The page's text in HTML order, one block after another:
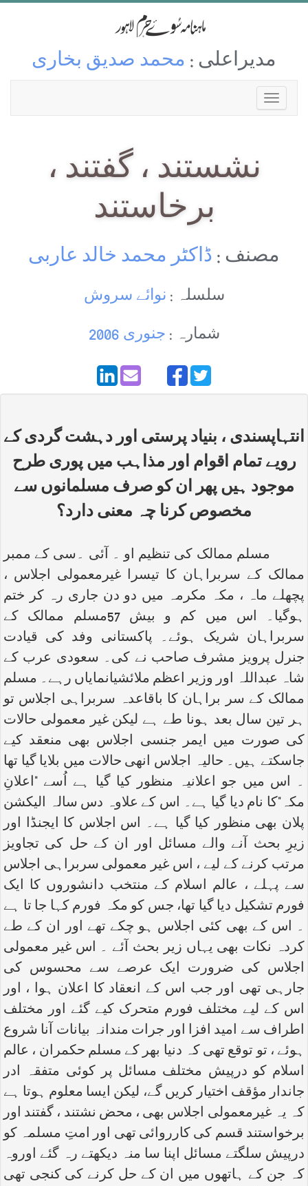
مدیراعلی : محمد صدیق بخاری
نشستند ، گفتند ،
برخاستند
مصنف : ڈاکٹر محمد خالد عاربی
سلسلہ : نوائے سروش
شمارہ : جنوری 2006
انتہاپسندی ، بنیاد پرستی اور دہشت گردی کے
رویے تمام اقوام اور مذاہب میں پوری طرح
موجود ہیں پھر ان کو صرف مسلمانوں سے
مخصوص کرنا چہ معنی دارد؟
مسلم ممالک کی تنظیم او ۔ آئی ۔سی کے ممبر
ممالک کے سربراہان کا تیسرا غیرمعمولی اجلاس ،
پچھلے ماہ ، مکہ مکرمہ میں دو دن جاری رہ کر ختم
ہوگیا۔ اس میں کم و بیش 57مسلم ممالک کے
سربراہان شریک ہوئے۔ پاکستانی وفد کی قیادت
جنرل پرویز مشرف صاحب نے کی۔ سعودی عرب کے
شاہ عبداللہ اور وزیر اعظم ملائشیانمایاں رہے۔ مسلم
ممالک کے سر براہان کا باقاعدہ سربراہی اجلاس تو
ہر تین سال بعد ہونا طے ہے لیکن غیر معمولی حالات
کی صورت میں ایمر جنسی اجلاس بھی منعقد کیے
جاسکتے ہیں۔ حالیہ اجلاس انھی حالات میں بلایا گیا تھا
۔ اس میں جو اعلانیہ منظور کیا گیا ہے اُسے "اعلانِ
مکہ"کا نام دیا گیا ہے۔ اس کے علاوہ دس سالہ الیکشن
پلان بھی منظور کیا گیا ہے۔ اس اجلاس کا ایجنڈا اور
زیرِ بحث آنے والے مسائل اور ان کے حل کی تجاویز
مرتب کرنے کے لیے ، اس غیر معمولی سربراہی اجلاس
سے پہلے ، عالم اسلام کے منتخب دانشوروں کا ایک
فورم تشکیل دیا گیا تھا، جس کو مکہ فورم کہا جا تا ہے
۔ اس کے بھی کئی اجلاس ہو چکے تھے اور ان کے طے
کردہ نکات بھی یہاں زیر بحث آئے ۔ اس غیر معمولی
اجلاس کی ضرورت ایک عرصے سے محسوس کی
جارہی تھی اور جب اس کے انعقاد کا اعلان ہوا ، اور
اس کے لیے مختلف فورم متحرک کیے گئے اور مختلف
اطراف سے امید افزا اور جرات مندانہ بیانات آنا شروع
ہوئے ، تو توقع تھی کہ دنیا بھر کے مسلم حکمران ، عالم
اسلام کو درپیش مختلف مسائل پر کوئی متفقہ ادر
جاندار مؤقف اختیار کریں گے، لیکن ایسا معلوم ہوتا ہے
کہ یہ غیرمعمولی اجلاس بھی ، محض نشتند ، گفتند اور
برخواستند قسم کی کارروائی تھی اور امتِ مسلمہ کو
درپیش سلگتے مسائل اپنا سا منہ دیکھتے رہ گئے اوروہ
کہ جن کے ہاتھوں میں ان کے حل کرنے کی کنجی تھی